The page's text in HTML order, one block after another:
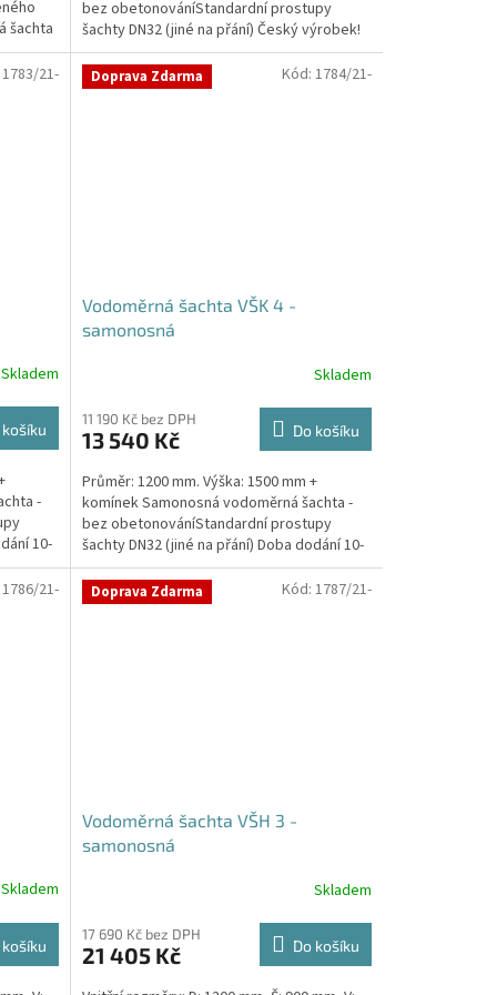
šachta
hvězdiček.
bez obetonováníStandardní prostupy
šachty DN32 (jiné na přání) Český výrobek!
Pro případné dotazy, či...
Skladem
-
10-
1783/21- Doprava Zdarma
Vodoměrná šachta VŠK 4 -
samonosná
Skladem
11 190 Kč bez DPH
13 540 Kč Do košíku
Průměr: 1200 mm. Výška: 1500 mm +
komínek Samonosná vodoměrná šachta -
bez obetonováníStandardní prostupy
šachty DN32 (jiné na přání) Doba dodání 10-
14 dní. Český výrobek!...
Kód: 1784/21-
Skladem
1786/21- Doprava Zdarma
Vodoměrná šachta VŠH 3 -
samonosná
produktu
je
Skladem
17 690 Kč bez DPH
21 405 Kč Do košíku
Kód: 1787/21-